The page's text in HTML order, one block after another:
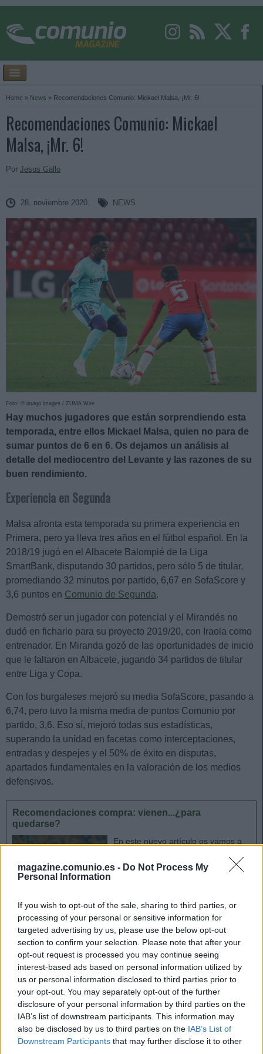
magazine.comunio.es - Do Not Process My
Personal Information
If you wish to opt-out of the sale, sharing to third parties, or
processing of your personal or sensitive information for
targeted advertising by us, please use the below opt-out
section to confirm your selection. Please note that after your
opt-out request is processed you may continue seeing
interest-based ads based on personal information utilized by
us or personal information disclosed to third parties prior to
your opt-out. You may separately opt-out of the further
disclosure of your personal information by third parties on the
IAB’s list of downstream participants. This information may
also be disclosed by us to third parties on the IAB’s List of
Downstream Participants that may further disclose it to other
Home » News » Recomendaciones Comunio: Mickael Malsa, ¡Mr. 6!
Recomendaciones Comunio: Mickael
Malsa, ¡Mr. 6!
Por Jesus Gallo
28. noviembre 2020 NEWS
Foto: © imago images / ZUMA Wire
Hay muchos jugadores que están sorprendiendo esta
temporada, entre ellos Mickael Malsa, quien no para de
sumar puntos de 6 en 6. Os dejamos un análisis al
detalle del mediocentro del Levante y las razones de su
buen rendimiento.
Experiencia en Segunda
Malsa afronta esta temporada su primera experiencia en
Primera, pero ya lleva tres años en el fútbol español. En la
2018/19 jugó en el Albacete Balompié de la Liga
SmartBank, disputando 30 partidos, pero sólo 5 de titular,
promediando 32 minutos por partido, 6,67 en SofaScore y
3,6 puntos en Comunio de Segunda.
Demostró ser un jugador con potencial y el Mirandés no
dudó en ficharlo para su proyecto 2019/20, con Iraola como
entrenador. En Miranda gozó de las oportunidades de inicio
que le faltaron en Albacete, jugando 34 partidos de titular
entre Liga y Copa.
Con los burgaleses mejoró su media SofaScore, pasando a
6,74, pero tuvo la misma media de puntos Comunio por
partido, 3,6. Eso sí, mejoró todas sus estadísticas,
superando la unidad en facetas como interceptaciones,
entradas y despejes y el 50% de éxito en disputas,
apartados fundamentales en la valoración de los medios
defensivos.
Recomendaciones compra: vienen...¿para
quedarse?
En este nuevo artículo os vamos a
por circunstancias van a entrar en
creemos que van a tener muchas
posibilidades de asentarse en el
equipo inicial. ¿Vienen para
quedarse?
Explosión como granota
El de Martinica llegó al Levante con dudas de su posible
rendimiento en una categoría tan exigente como la Primera
División, pero las ha disipado rápidamente. Paco López no